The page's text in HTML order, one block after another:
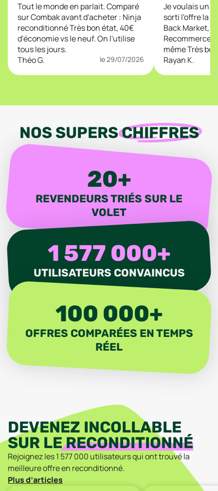
Tout le monde en parlait. Comparé
sur Combak avant d'acheter : Ninja
reconditionné Très bon état, 40€
d'économie vs le neuf. On l'utilise
tous les jours.
Théo G.
le29/07/2026
Je voulais un
sorti l'offre la
Back Market,
Recommerce
même Très
Rayan K.
NOS SUPERSCHIFFRES
20+
REVENDEURS TRIÉS SUR LE
VOLET
1 577 000+
UTILISATEURS CONVAINCUS
100 000+
OFFRES COMPARÉES EN TEMPS
RÉEL
DEVENEZ INCOLLABLE
SUR LE RECONDITIONNÉ
Rejoignez les1 577 000 utilisateurs qui ont trouvé la
meilleure offre en reconditionné.
Plus d’articles